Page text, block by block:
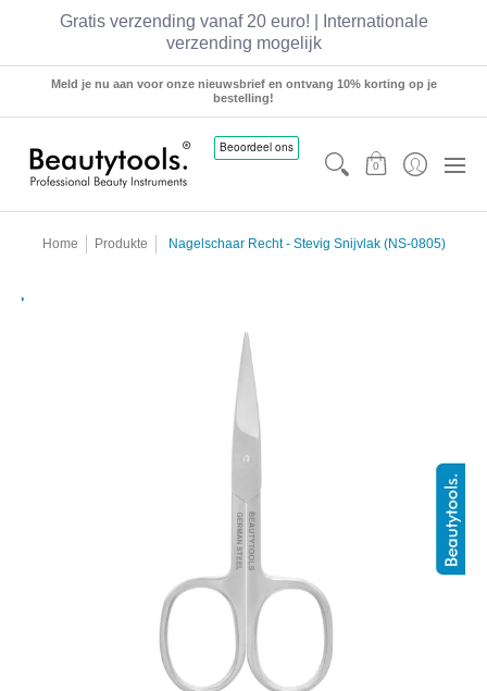
Gratis verzending vanaf 20 euro! | Internationale
verzending mogelijk
Sets Manicure Pedicure Hairstyling
Meld je nu aan voor onze nieuwsbrief en ontvang 10% korting op je
bestelling!
0
Home Produkte Nagelschaar Recht - Stevig Snijvlak (NS-0805)